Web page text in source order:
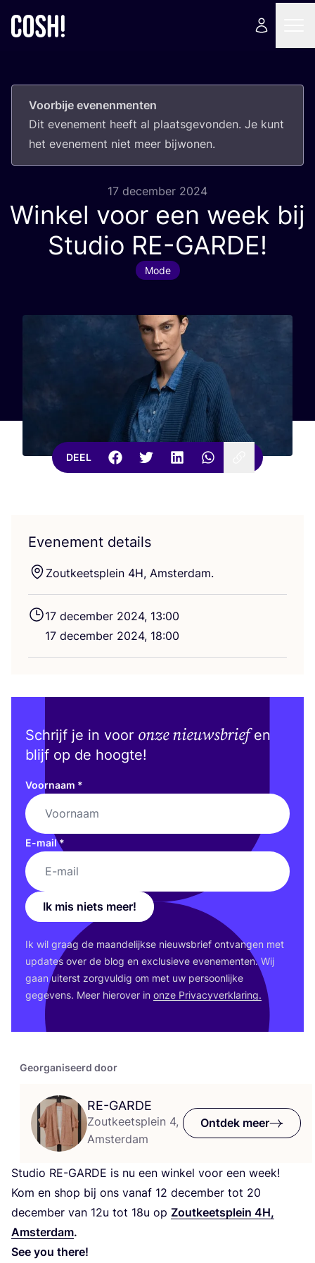
Voorbije evenenmenten
Dit eve­ne­ment heeft al plaats­ge­von­den. Je kunt
het eve­ne­ment niet meer bijwonen.
17 december 2024
Winkel voor een week bij
Studio RE-GARDE!
Mode
DEEL
Georganiseerd door
RE-GARDE
Zoutkeetsplein 4,
Amsterdam
Ontdek meer
Stu­dio RE-GAR­DE is nu een win­kel voor een week!
Kom en shop bij ons van­af 12 decem­ber tot 20
decem­ber van 12u tot 18u op Zout­keet­s­plein 4H,
Amster­dam.
See you there!
Evenement details
Zout­keet­s­plein 4H, Amsterdam.
17 decem­ber 2024, 13:00
17 decem­ber 2024, 18:00
Schrijf je in voor onze nieuwsbriefen
blijf op de hoogte!
Voornaam *
E-mail*
Ik mis niets meer!
Ik wil graag de maan­de­lijk­se nieuws­brief ont­van­gen met
upda­tes over de blog en exclu­sie­ve eve­ne­men­ten. Wij
gaan uiterst zorg­vul­dig om met uw per­soon­lij­ke
gege­vens. Meer hier­over in onze Pri­va­cy­ver­kla­ring.